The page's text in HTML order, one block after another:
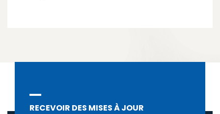
RECEVOIR DES MISES À JOUR